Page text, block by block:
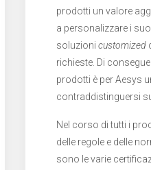
prodotti un valore
a personalizzare i
soluzioni customized
richieste. Di
prodotti è per Aesys
contraddistinguersi
Nel corso di tutti i
delle regole e delle
sono le varie